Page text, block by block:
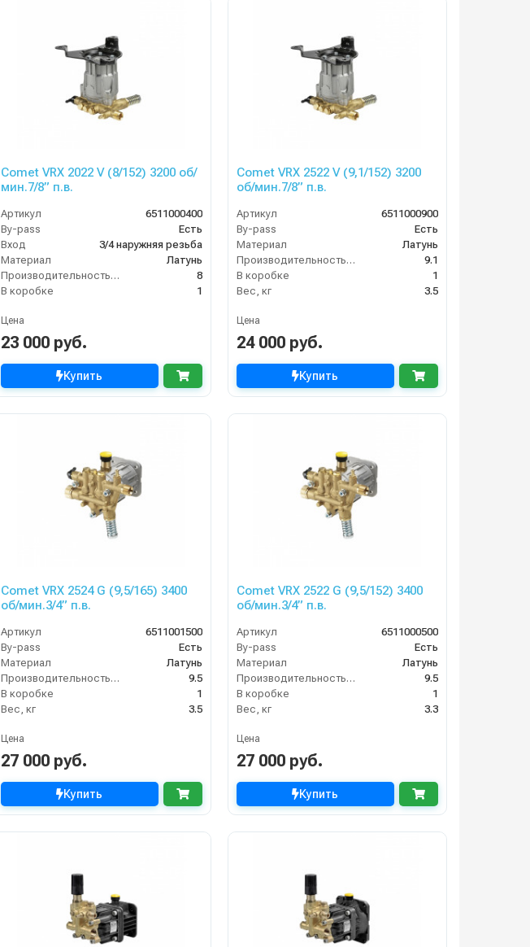
Comet VRX 2022 V (8/152) 3200 об/
мин.7/8” п.в.
Артикул
6511000400
By-pass
Есть
Вход
3/4 наружняя резьба
Материал
Латунь
Производительность (л/мин)
8
В коробке
1
Цена
23 000 руб.
Купить
Comet VRX 2522 V (9,1/152) 3200
об/мин.7/8” п.в.
Артикул
6511000900
By-pass
Есть
Материал
Латунь
Производительность (л/мин)
9.1
В коробке
1
Вес, кг
3.5
Цена
24 000 руб.
Купить
Comet VRX 2524 G (9,5/165) 3400
об/мин.3/4” п.в.
Артикул
6511001500
By-pass
Есть
Материал
Латунь
Производительность (л/мин)
9.5
В коробке
1
Вес, кг
3.5
Цена
27 000 руб.
Купить
Comet VRX 2522 G (9,5/152) 3400
об/мин.3/4” п.в.
Артикул
6511000500
By-pass
Есть
Материал
Латунь
Производительность (л/мин)
9.5
В коробке
1
Вес, кг
3.3
Цена
27 000 руб.
Купить